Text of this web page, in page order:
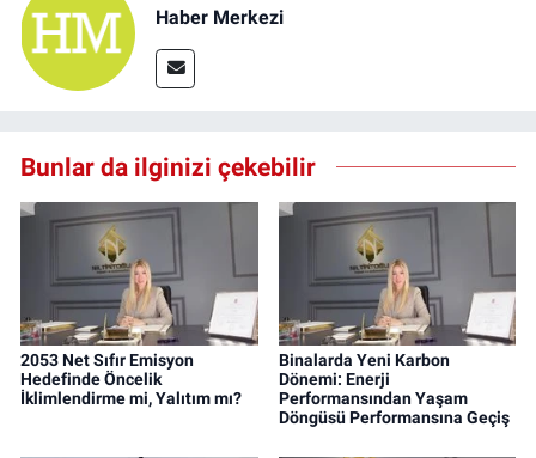
Haber Merkezi
Bunlar da ilginizi çekebilir
2053 Net Sıfır Emisyon
Hedefinde Öncelik
İklimlendirme mi, Yalıtım mı?
Binalarda Yeni Karbon
Dönemi: Enerji
Performansından Yaşam
Döngüsü Performansına Geçiş